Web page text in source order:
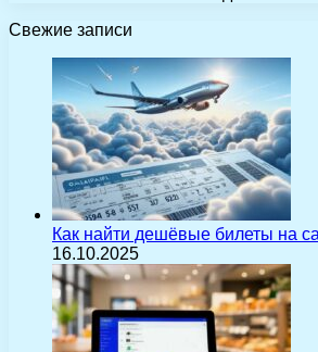
Свежие записи
Как найти дешёвые билеты на
16.10.2025